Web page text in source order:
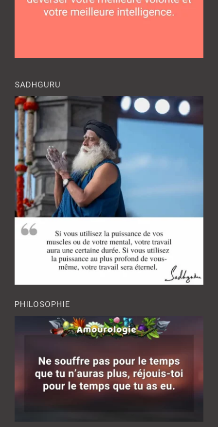
SADHGURU
PHILOSOPHIE